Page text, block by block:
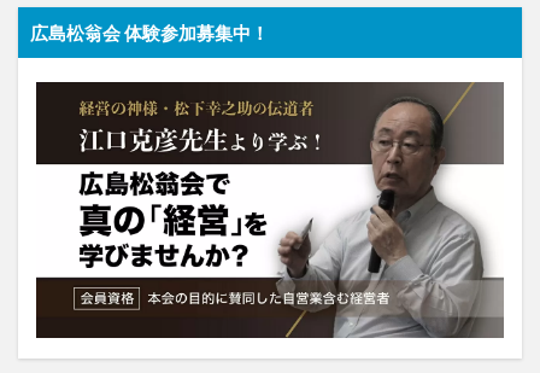
広島松翁会 体験参加募集中！